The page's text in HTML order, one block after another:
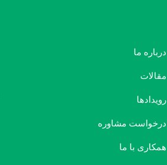
درباره ما
مقالات
رویدادها
درخواست مشاوره
همکاری با ما